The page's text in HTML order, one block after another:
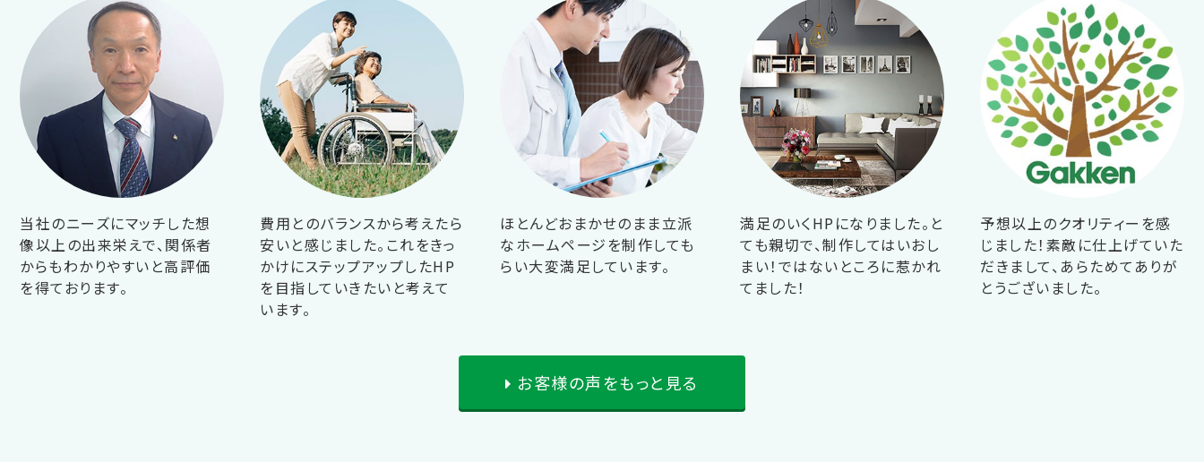
当社のニーズにマッチした想
像以上の出来栄えで、関係者
からもわかりやすいと高評価
を得ております。
費用とのバランスから考えたら
安いと感じました。これをきっ
かけにステップアップしたHP
を目指していきたいと考えて
います。
ほとんどおまかせのまま立派
なホームページを制作しても
らい大変満足しています。
満足のいくHPになりました。と
ても親切で、制作してはいおし
まい！ではないところに惹かれ
てました！
予想以上のクオリティーを感
じました！素敵に仕上げていた
だきまして、あらためてありが
とうございました。
お客様の声をもっと見る